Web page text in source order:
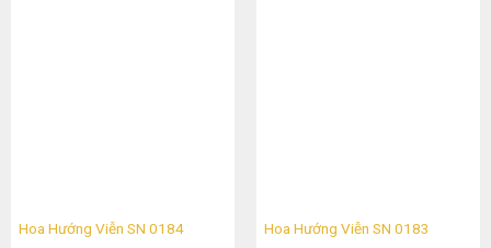
Hoa Hướng Viễn SN 0184 Hoa Hướng Viễn SN 0183